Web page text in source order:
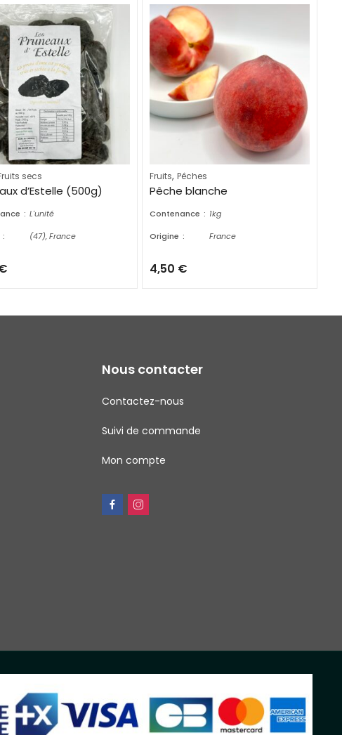
secs
d’Estelle (500g)
L'unité
(47), France
Fruits, Pêches
Pêche blanche
Contenance
1kg
Origine
France
4,50 €
Nous contacter
Contactez-nous
Suivi de commande
Mon compte